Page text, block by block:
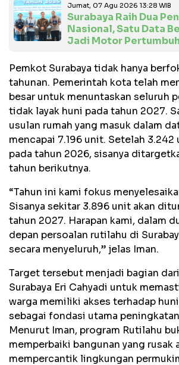
Jumat, 07 Agu 2026 13:28 WIB
Surabaya Raih Dua
Nasional, Satu Data
Jadi Motor
Pemkot Surabaya tidak hanya
tahunan. Pemerintah kota telah
besar untuk menuntaskan seluruh
tidak layak huni pada tahun 2027.
usulan rumah yang masuk dalam
mencapai 7.196 unit. Setelah
pada tahun 2026, sisanya
tahun berikutnya.
“Tahun ini kami fokus
Sisanya sekitar 3.896 unit akan
tahun 2027. Harapan kami, dalam
depan persoalan rutilahu di
secara menyeluruh,” jelas Iman.
Target tersebut menjadi bagian
Surabaya Eri Cahyadi untuk
warga memiliki akses terhadap
sebagai fondasi utama
Menurut Iman, program Rutilahu
memperbaiki bangunan yang rusak
mempercantik lingkungan